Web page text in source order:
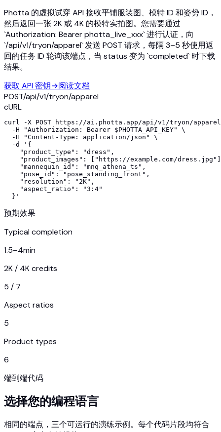
Photta 的虚拟试穿 API 接收平铺服装图、模特 ID 和姿势 ID，
然后返回一张 2K 或 4K 的模特实拍图。您需要通过
`Authorization: Bearer photta_live_xxx` 进行认证，向
`/api/v1/tryon/apparel` 发送 POST 请求，每隔 3–5 秒使用返
回的任务 ID 轮询该端点，当 status 变为 `completed` 时下载
结果。
获取 API 密钥→阅读文档
POST/api/v1/tryon/apparel
cURL
curl -X POST https://ai.photta.app/api/v1/tryon/
  -H "Authorization: Bearer $PHOTTA_API_KEY" \
  -H "Content-Type: application/json" \
  -d '{
    "product_type": "dress",
"product_images": ["https://example.com/
    "mannequin_id": "mnq_athena_ts",
    "pose_id": "pose_standing_front",
    "resolution": "2K",
    "aspect_ratio": "3:4"
  }'
预期效果
Typical completion
1.5–4min
2K / 4K credits
5 / 7
Aspect ratios
5
Product types
6
端到端代码
选择您的编程语言
相同的端点，三个可运行的演练示例。每个代码片段均符合